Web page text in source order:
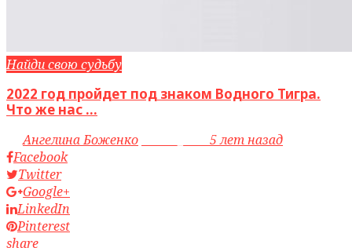
Найди свою судьбу
2022 год пройдет под знаком Водного Тигра.
Что же нас ...
byАнгелина Боженко
5 лет назад
Facebook
Twitter
Google+
LinkedIn
Pinterest
share